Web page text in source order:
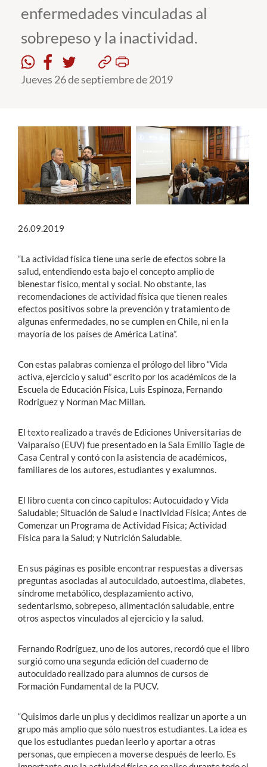
Alumni
English
enfermedades vinculadas al
sobrepeso y la inactividad.
Jueves 26 de septiembre de 2019
26.09.2019
“La actividad física tiene una serie de efectos sobre la
salud, entendiendo esta bajo el concepto amplio de
bienestar físico, mental y social. No obstante, las
recomendaciones de actividad física que tienen reales
efectos positivos sobre la prevención y tratamiento de
algunas enfermedades, no se cumplen en Chile, ni en la
mayoría de los países de América Latina”.
Con estas palabras comienza el prólogo del libro “Vida
activa, ejercicio y salud” escrito por los académicos de la
Escuela de Educación Física, Luis Espinoza, Fernando
Rodríguez y Norman Mac Millan.
El texto realizado a través de Ediciones Universitarias de
Valparaíso (EUV) fue presentado en la Sala Emilio Tagle de
Casa Central y contó con la asistencia de académicos,
familiares de los autores, estudiantes y exalumnos.
El libro cuenta con cinco capítulos: Autocuidado y Vida
Saludable; Situación de Salud e Inactividad Física; Antes de
Comenzar un Programa de Actividad Física; Actividad
Física para la Salud; y Nutrición Saludable.
En sus páginas es posible encontrar respuestas a diversas
preguntas asociadas al autocuidado, autoestima, diabetes,
síndrome metabólico, desplazamiento activo,
sedentarismo, sobrepeso, alimentación saludable, entre
otros aspectos vinculados al ejercicio y la salud.
Fernando Rodríguez, uno de los autores, recordó que el libro
surgió como una segunda edición del cuaderno de
autocuidado realizado para alumnos de cursos de
Formación Fundamental de la PUCV.
“Quisimos darle un plus y decidimos realizar un aporte a un
grupo más amplio que sólo nuestros estudiantes. La idea es
que los estudiantes puedan leerlo y aportar a otras
personas, que empiecen a moverse después de leerlo. Es